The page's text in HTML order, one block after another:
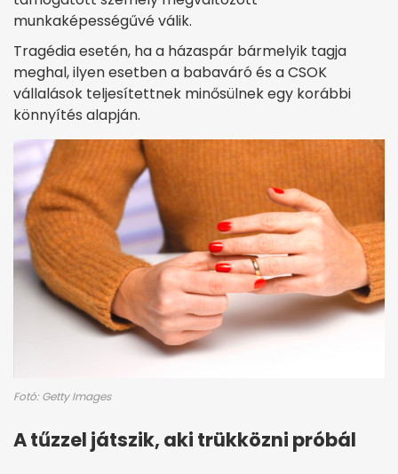
munkaképességűvé válik​.
Tragédia esetén, ha a házaspár bármelyik tagja
meghal, ilyen esetben a babaváró és a CSOK
vállalások teljesítettnek minősülnek egy korábbi
könnyítés alapján.
Fotó: Getty Images
A tűzzel játszik, aki trükközni próbál